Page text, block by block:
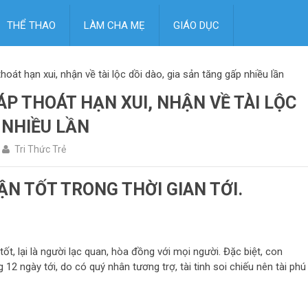
THỂ THAO LÀM CHA MẸ GIÁO DỤC
hạn xui, nhận về tài lộc dồi dào, gia sản tăng gấp nhiều lần
THOÁT HẠN XUI, NHẬN VỀ TÀI LỘC
LẦN
Tri Thức Trẻ
TỐT TRONG THỜI GIAN TỚI.
lại là người lạc quan, hòa đồng với mọi người. Đặc biệt, con
ngày tới, do có quý nhân tương trợ, tài tinh soi chiếu nên tài phú